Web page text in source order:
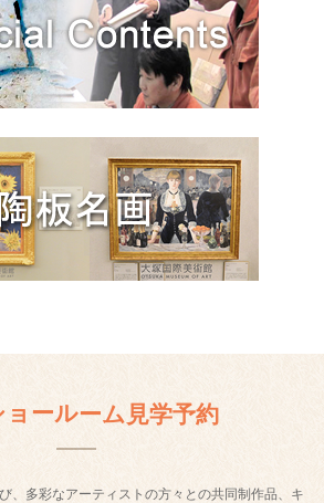
ョールーム見学予約
、多彩なアーティストの方々との共同制作品、キ